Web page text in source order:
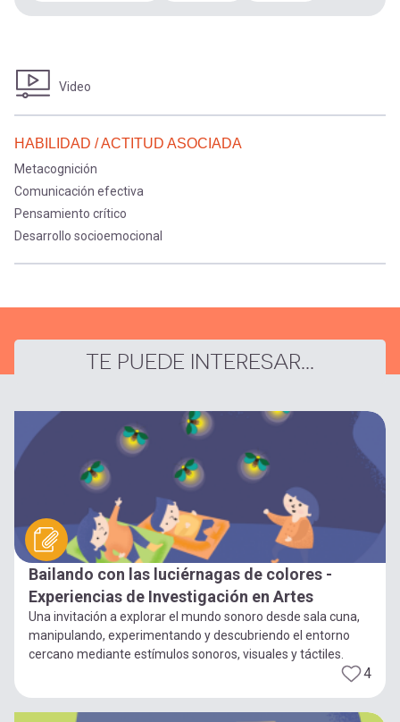
Video
HABILIDAD / ACTITUD ASOCIADA
Metacognición
Comunicación efectiva
Pensamiento crítico
Desarrollo socioemocional
TE PUEDE INTERESAR...
Bailando con las luciérnagas de colores -
Experiencias de Investigación en Artes
Una invitación a explorar el mundo sonoro desde sala cuna,
manipulando, experimentando y descubriendo el entorno
cercano mediante estímulos sonoros, visuales y táctiles.
4